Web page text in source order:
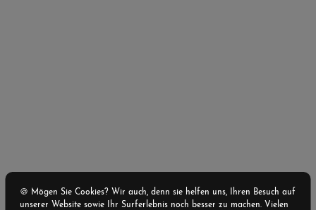
🍪 Mögen Sie Cookies? Wir auch, denn sie helfen uns, Ihren Besuch auf
unserer Website sowie Ihr Surferlebnis noch besser zu machen. Vielen